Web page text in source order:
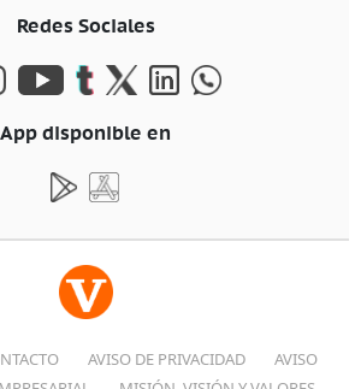
Redes Sociales
App disponible en
AVISO DE PRIVACIDAD
AVISO